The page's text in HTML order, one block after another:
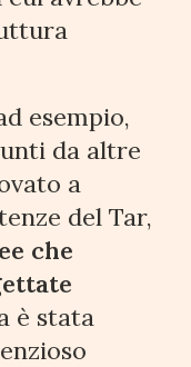
esempio,
da altre
a
del Tar,
che
è stata